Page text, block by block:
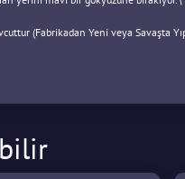
(Fabrikadan Yeni veya Savaşta